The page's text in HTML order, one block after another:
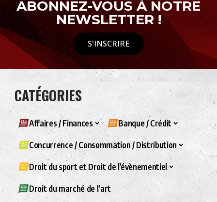
ABONNEZ-VOUS À NOTRE
NEWSLETTER !
S'INSCRIRE
CATÉGORIES
Affaires / Finances Banque / Crédit
Concurrence / Consommation / Distribution
Droit du sport et Droit de l’évènementiel
Droit du marché de l’art